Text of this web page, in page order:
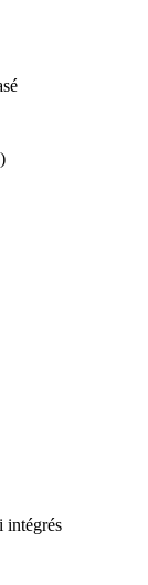
intégrés